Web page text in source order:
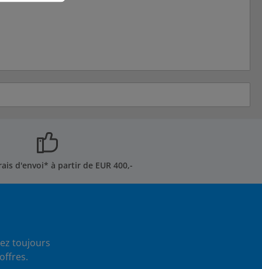
d'envoi* à partir de EUR 400,-
toujours